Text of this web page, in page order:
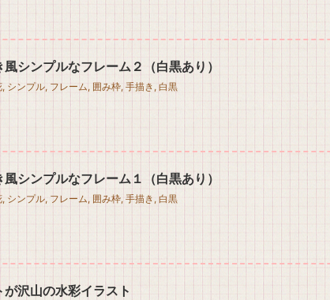
風シンプルなフレーム２（白黒あり）
, シンプル, フレーム, 囲み枠, 手描き , 白黒
風シンプルなフレーム１（白黒あり）
, シンプル, フレーム, 囲み枠, 手描き , 白黒
が沢山の水彩イラスト